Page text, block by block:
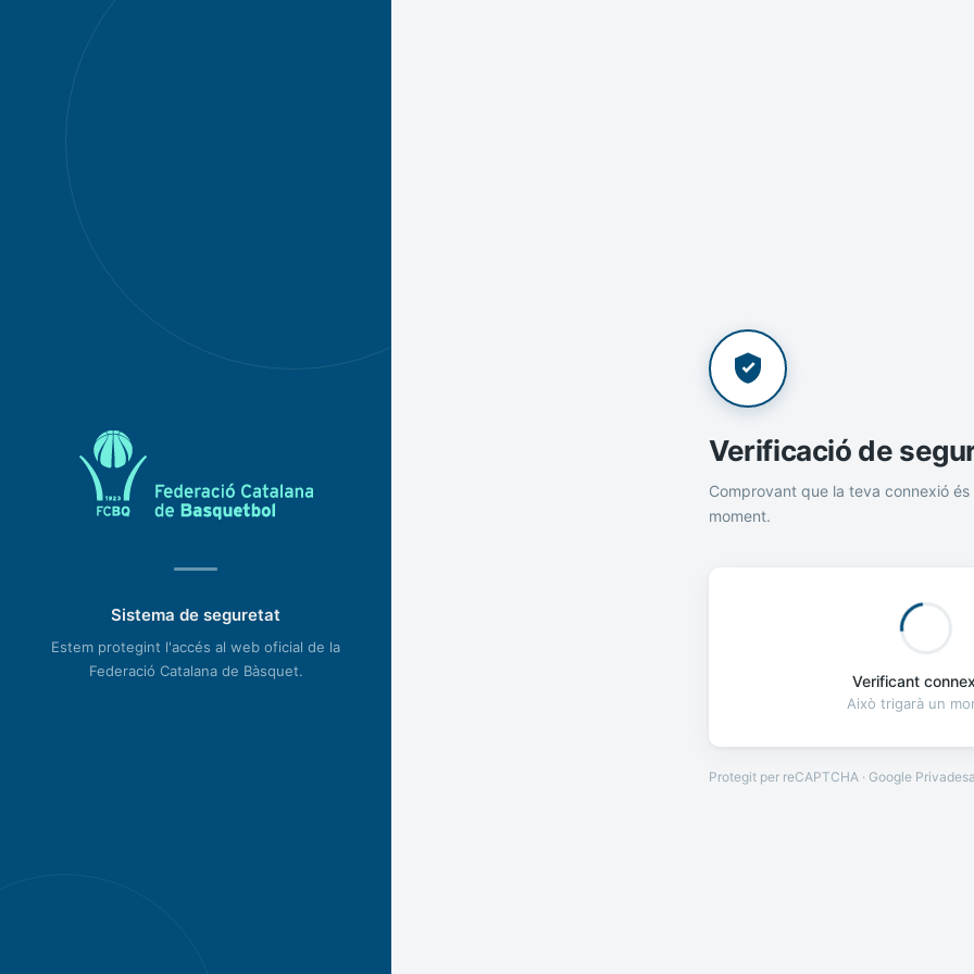
Sistema de seguretat
Estem protegint l'accés al web oficial de la
Federació Catalana de Bàsquet.
Verificació de
Comprovant que la teva connexió és
moment.
Verificant
Això trigarà un
Protegit per reCAPTCHA · Google Privadesa